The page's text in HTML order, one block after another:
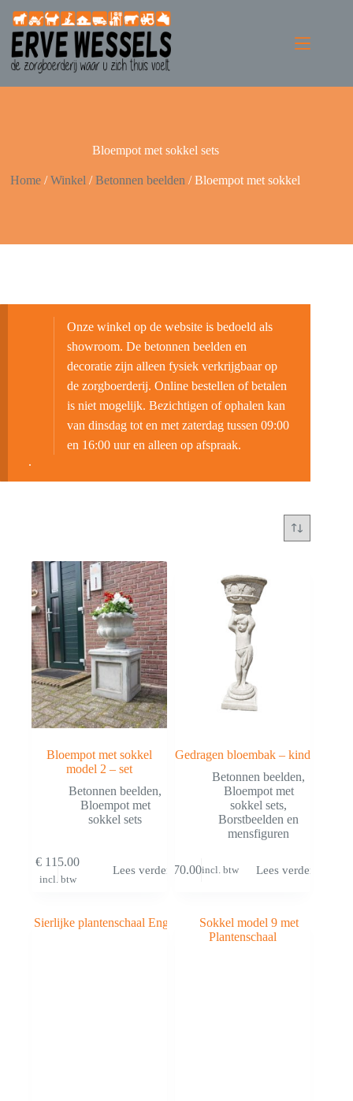
Bloempot met sokkel sets
Home /Winkel /Betonnen beelden /Bloempot met sokkel
Onze winkel op de website is bedoeld als
showroom. De betonnen beelden en
decoratie zijn alleen fysiek verkrijgbaar op
de zorgboerderij. Online bestellen of betalen
is niet mogelijk. Bezichtigen of ophalen kan
van dinsdag tot en met zaterdag tussen 09:00
en 16:00 uur en alleen op afspraak.
.
Bloempot met sokkel
model 2 – set
Betonnen beelden,
Bloempot met
sokkel sets
€ 115.00
incl. btw
Lees verder
Gedragen bloembak – kind
Betonnen beelden,
Bloempot met
sokkel sets,
Borstbeelden en
mensfiguren
€ 70.00incl. btw Lees verder